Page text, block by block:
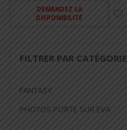
DEMANDEZ LA
DISPONIBILITÉ
FILTRER PAR CATÉGORIE
FANTASY
PHOTOS PORTE SUR EVA